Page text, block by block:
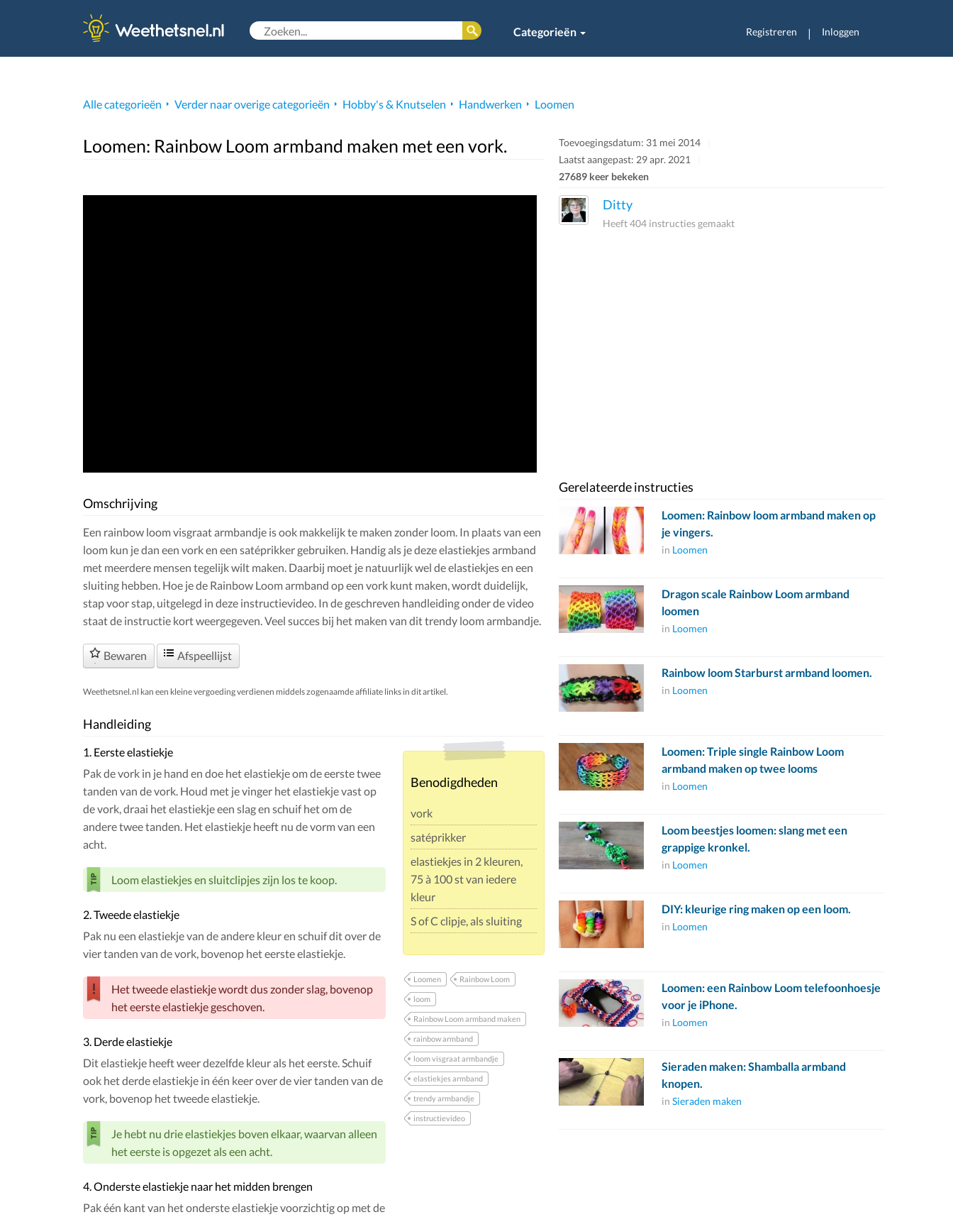
Categorieën Registreren | Inloggen
Alle categorieën Verder naar overige categorieën Hobby's & Knutselen Handwerken Loomen
Loomen: Rainbow Loom armband maken met een vork.
Toevoegingsdatum: 31 mei 2014
Laatst aangepast: 29 apr. 2021
27689 keer bekeken
Omschrijving
Een rainbow loom visgraat armbandje is ook makkelijk te maken zonder loom. In plaats van een
loom kun je dan een vork en een satéprikker gebruiken. Handig als je deze elastiekjes armband
met meerdere mensen tegelijk wilt maken. Daarbij moet je natuurlijk wel de elastiekjes en een
sluiting hebben. Hoe je de Rainbow Loom armband op een vork kunt maken, wordt duidelijk,
stap voor stap, uitgelegd in deze instructievideo. In de geschreven handleiding onder de video
staat de instructie kort weergegeven. Veel succes bij het maken van dit trendy loom armbandje.
Bewaren Afspeellijst
Weethetsnel.nl kan een kleine vergoeding verdienen middels zogenaamde affiliate links in dit artikel.
Handleiding
Benodigdheden
vork
satéprikker
elastiekjes in 2 kleuren,
75 à 100 st van iedere
kleur
S of C clipje, als sluiting
Loomen Rainbow Loom
loom
Rainbow Loom armband maken
rainbow armband
loom visgraat armbandje
elastiekjes armband
trendy armbandje
instructievideo
1. Eerste elastiekje
Pak de vork in je hand en doe het elastiekje om de eerste twee
tanden van de vork. Houd met je vinger het elastiekje vast op
de vork, draai het elastiekje een slag en schuif het om de
andere twee tanden. Het elastiekje heeft nu de vorm van een
acht.
Loom elastiekjes en sluitclipjes zijn los te koop.
2. Tweede elastiekje
Pak nu een elastiekje van de andere kleur en schuif dit over de
vier tanden van de vork, bovenop het eerste elastiekje.
Het tweede elastiekje wordt dus zonder slag, bovenop
het eerste elastiekje geschoven.
3. Derde elastiekje
Dit elastiekje heeft weer dezelfde kleur als het eerste. Schuif
ook het derde elastiekje in één keer over de vier tanden van de
vork, bovenop het tweede elastiekje.
Je hebt nu drie elastiekjes boven elkaar, waarvan alleen
het eerste is opgezet als een acht.
4. Onderste elastiekje naar het midden brengen
Pak één kant van het onderste elastiekje voorzichtig op met de
Ditty
Heeft 404 instructies gemaakt
Gerelateerde instructies
Loomen: Rainbow loom armband maken op
je vingers.
in Loomen
Dragon scale Rainbow Loom armband
loomen
in Loomen
Rainbow loom Starburst armband loomen.
in Loomen
Loomen: Triple single Rainbow Loom
armband maken op twee looms
in Loomen
Loom beestjes loomen: slang met een
grappige kronkel.
in Loomen
DIY: kleurige ring maken op een loom.
in Loomen
Loomen: een Rainbow Loom telefoonhoesje
voor je iPhone.
in Loomen
Sieraden maken: Shamballa armband
knopen.
in Sieraden maken